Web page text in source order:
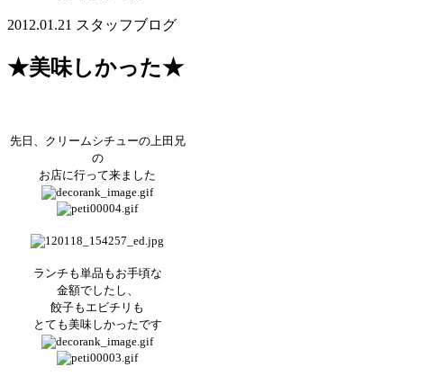
2012.01.21 スタッフブログ
★美味しかった★
先日、クリームシチューの上田兄
の
お店に行って来ました
ランチも単品もお手頃な
金額でしたし、
餃子もエビチリも
とても美味しかったです